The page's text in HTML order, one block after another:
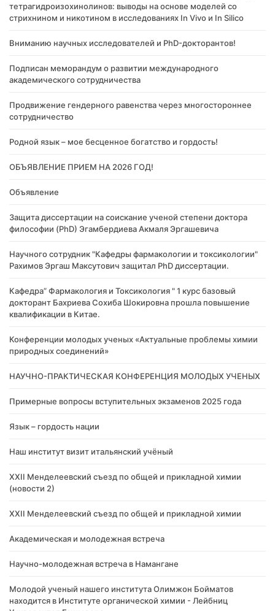
тетрагидроизохинолинов: выводы на основе моделей со
стрихнином и никотином в исследованиях In Vivo и In Silico
Вниманию научных исследователей и PhD-докторантов!
Подписан меморандум о развитии международного
академического сотрудничества
Продвижение гендерного равенства через многостороннее
сотрудничество
Родной язык – мое бесценное богатство и гордость!
ОБЪЯВЛЕНИЕ ПРИЕМ НА 2026 ГОД!
Объявление
Защита диссертации на соискание ученой степени доктора
философии (PhD) Эгамбердиева Акмаля Эргашевича
Научного сотрудник "Кафедры фармакологии и токсикологии"
Рахимов Эргаш Максутович защитал PhD диссертации.
Кафедра” Фармакология и Токсикология " 1 курс базовый
докторант Бахриева Сохиба Шокировна прошла повышение
квалификации в Китае.
Конференции молодых ученых «Актуальные проблемы химии
природных соединений»
НАУЧНО-ПРАКТИЧЕСКАЯ КОНФЕРЕНЦИЯ МОЛОДЫХ УЧЕНЫХ
Примерные вопросы вступительных экзаменов 2025 года
Язык – гордость нации
Наш институт визит итальянский учёный
XXII Менделеевский съезд по общей и прикладной химии
(новости 2)
XXII Менделеевский съезд по общей и прикладной химии
Академическая и молодежная встреча
Научно-молодежная встреча в Намангане
Молодой ученый нашего института Олимжон Бойматов
находится в Институте органической химии - Лейбниц